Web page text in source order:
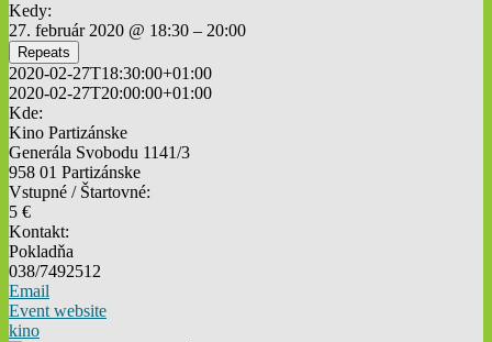
Kedy:
27. február 2020 @ 18:30 – 20:00
Repeats
2020-02-27T18:30:00+01:00
2020-02-27T20:00:00+01:00
Kde:
Kino Partizánske
Generála Svobodu 1141/3
958 01 Partizánske
Vstupné / Štartovné:
5 €
Kontakt:
Pokladňa
038/7492512
Email
Event website
kino